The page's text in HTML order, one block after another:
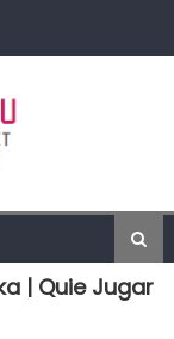
| Quie Jugar